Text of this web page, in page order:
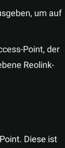
um auf
Point, der
Reolink-
Diese ist